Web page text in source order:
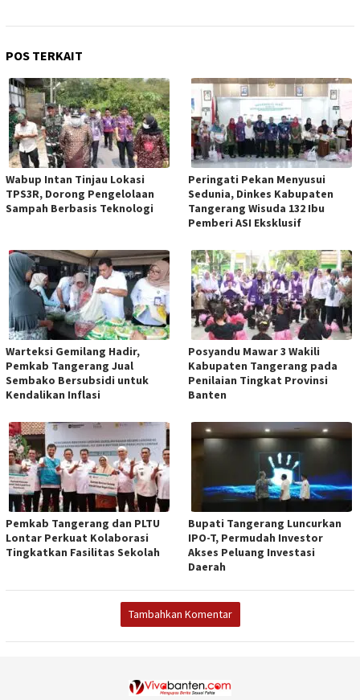
POS TERKAIT
Wabup Intan Tinjau Lokasi
TPS3R, Dorong Pengelolaan
Sampah Berbasis Teknologi
Peringati Pekan Menyusui
Sedunia, Dinkes Kabupaten
Tangerang Wisuda 132 Ibu
Pemberi ASI Eksklusif
Warteksi Gemilang Hadir,
Pemkab Tangerang Jual
Sembako Bersubsidi untuk
Kendalikan Inflasi
Posyandu Mawar 3 Wakili
Kabupaten Tangerang pada
Penilaian Tingkat Provinsi
Banten
Pemkab Tangerang dan PLTU
Lontar Perkuat Kolaborasi
Tingkatkan Fasilitas Sekolah
Bupati Tangerang Luncurkan
IPO-T, Permudah Investor
Akses Peluang Investasi
Daerah
Tambahkan Komentar